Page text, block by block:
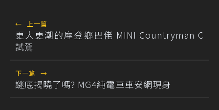
← 上一篇
更大更潮的摩登鄉巴佬 MINI Countryman C
試駕
下一篇 →
謎底揭曉了嗎? MG4純電車車安網現身